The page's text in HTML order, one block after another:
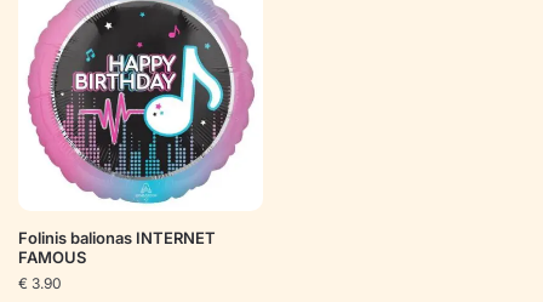
Folinis balionas INTERNET
FAMOUS
€ 3.90